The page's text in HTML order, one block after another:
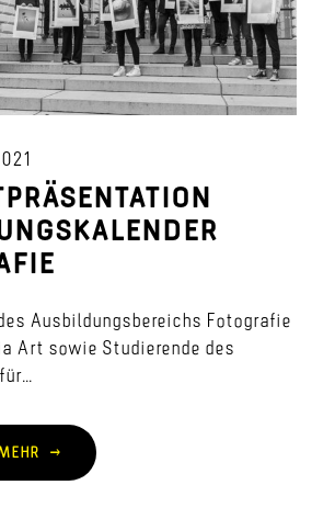
Ausbildungsbereichs Fotografie
Art sowie Studierende des